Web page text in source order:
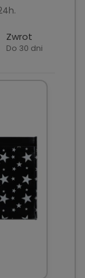
Zwrot
Do 30 dni